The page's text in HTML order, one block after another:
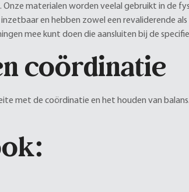
Onze materialen worden veelal gebruikt in de
en hebben zowel een revaliderende
mee kunt doen die aansluiten bij de
coördinatie
met de coördinatie en het houden van